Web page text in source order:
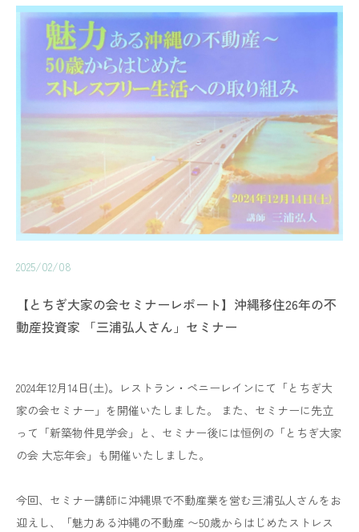
2025/02/08
【とちぎ大家の会セミナーレポート】沖縄移住26年の不
動産投資家 「三浦弘人さん」セミナー
2024年12月14日(土)。レストラン・ペニーレインにて「とちぎ大
家の会セミナー」を開催いたしました。 また、セミナーに先立
って「新築物件見学会」と、セミナー後には恒例の「とちぎ大家
の会 大忘年会」も開催いたしました。
今回、セミナー講師に沖縄県で不動産業を営む三浦弘人さんをお
迎えし、「魅力ある沖縄の不動産 〜50歳からはじめたストレス